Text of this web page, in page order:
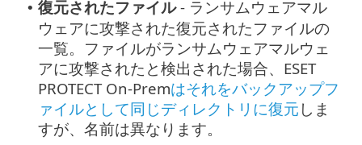
• 復元されたファイル- ランサムウェアマル
ウェアに攻撃された復元されたファイルの
一覧。ファイルがランサムウェアマルウェ
アに攻撃されたと検出された場合、ESET
PROTECT On-Premはそれをバックアップフ
ァイルとして同じディレクトリに復元 しま
すが、名前は異なります。